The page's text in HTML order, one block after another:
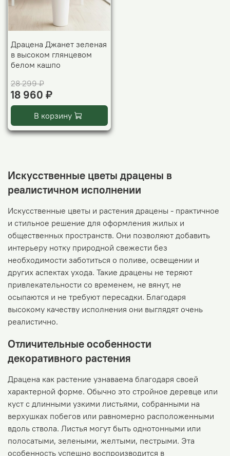
Драцена Джанет зеленая
в высоком глянцевом
белом кашпо
28 299 ₽
18 960 ₽
В корзину
Искусственные цветы драцены в
реалистичном исполнении
Искусственные цветы и растения драцены - практичное
и стильное решение для оформления жилых и
общественных пространств. Они позволяют добавить
интерьеру нотку природной свежести без
необходимости заботиться о поливе, освещении и
других аспектах ухода. Такие драцены не теряют
привлекательности со временем, не вянут, не
осыпаются и не требуют пересадки. Благодаря
высокому качеству исполнения они выглядят очень
реалистично.
Отличительные особенности
декоративного растения
Драцена как растение узнаваема благодаря своей
характерной форме. Обычно это стройное деревце или
куст с длинными узкими листьями, собранными на
верхушках побегов или равномерно расположенными
вдоль ствола. Листья могут быть однотонными или
полосатыми, зелеными, желтыми, пестрыми. Эта
особенность успешно воспроизводится в